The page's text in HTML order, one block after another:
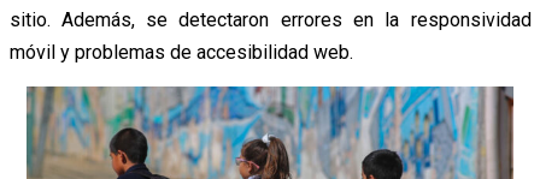
sitio. Además, se detectaron errores en la responsividad
móvil y problemas de accesibilidad web.